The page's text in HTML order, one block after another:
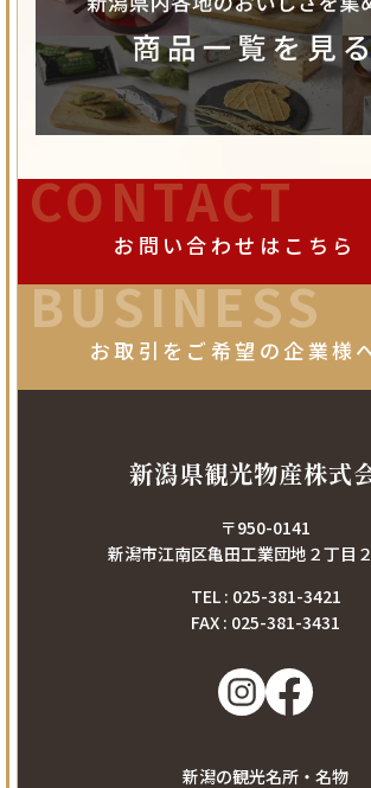
CONTACT
お問い合わせは こちら
BUSINESS
お取引をご希望の 企業様
新潟県観光物産株式
〒950-0141
新潟市江南区亀田工業団地２丁目
TEL : 025-381-3421
FAX : 025-381-3431
新潟の観光名所・名物